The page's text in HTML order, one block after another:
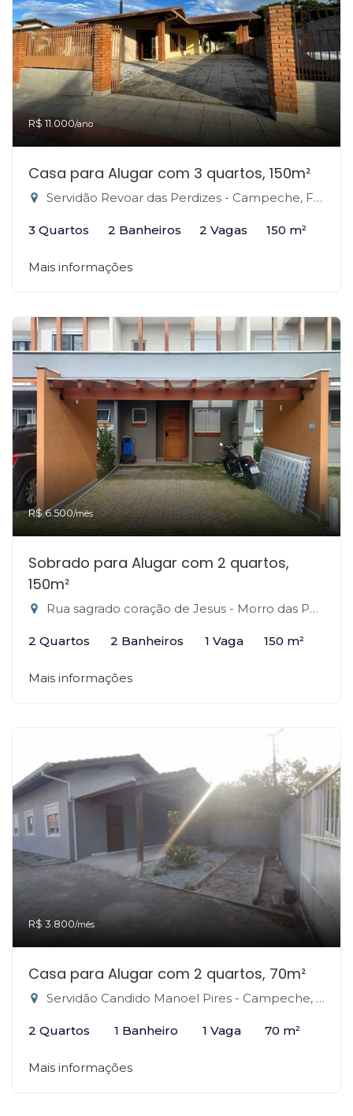
R$ 11.000/ano
Casa para Alugar com 3 quartos, 150m²
Servidão Revoar das Perdizes - Campeche, Florianópolis-SC
3 Quartos 2 Banheiros 2 Vagas 150 m²
Mais informações
R$ 6.500/mês
Sobrado para Alugar com 2 quartos,
150m²
Rua sagrado coração de Jesus - Morro das Pedras, Florianópolis-SC
2 Quartos 2 Banheiros 1 Vaga 150 m²
Mais informações
R$ 3.800/mês
Casa para Alugar com 2 quartos, 70m²
Servidão Candido Manoel Pires - Campeche, Florianópolis-SC
2 Quartos 1 Banheiro 1 Vaga 70 m²
Mais informações